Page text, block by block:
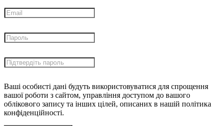
Ваші особисті дані будуть використовуватися для спрощення
вашої роботи з сайтом, управління доступом до вашого
облікового запису та інших цілей, описаних в нашій політика
конфіденційності.